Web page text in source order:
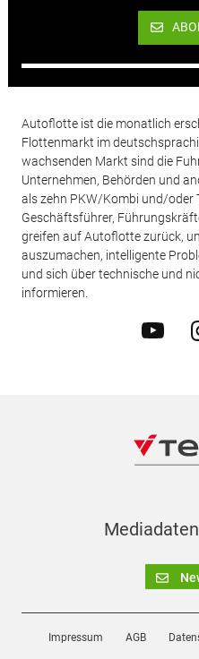
Autoflotte ist die monatlich
Flottenmarkt im
wachsenden Markt sind die
Unternehmen, Behörden und
als zehn PKW/Kombi und/oder
Geschäftsführer,
greifen auf Autoflotte zurück,
auszumachen, intelligente
und sich über technische und
informieren.
Mediadaten
Impressum AGB